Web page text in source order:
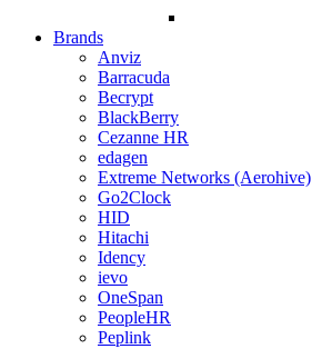
Brands
Anviz
Barracuda
Becrypt
BlackBerry
Cezanne HR
edagen
Extreme Networks (Aerohive)
Go2Clock
HID
Hitachi
Idency
ievo
OneSpan
PeopleHR
Peplink